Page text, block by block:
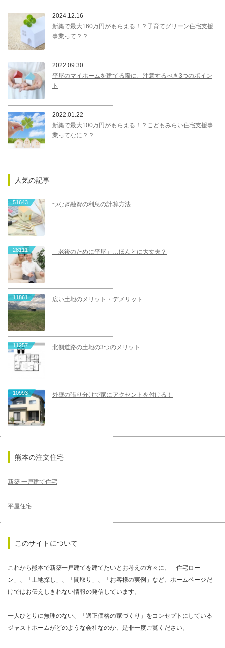
2024.12.16
新築で最大160万円がもらえる！？子育てグリーン住宅支援
事業って？？
2022.09.30
平屋のマイホームを建てる際に、注意するべき3つのポイン
ト
2022.01.22
新築で最大100万円がもらえる！？こどもみらい住宅支援事
業ってなに？？
人気の記事
51643 つなぎ融資の利息の計算方法
28111 「老後のために平屋」…ほんとに大丈夫？
11861 広い土地のメリット・デメリット
11257 北側道路の土地の3つのメリット
10993 外壁の張り分けで家にアクセントを付ける！
熊本の注文住宅
新築 一戸建て住宅
平屋住宅
このサイトについて
これから熊本で新築一戸建てを建てたいとお考えの方々に、「住宅ロー
ン」、「土地探し」、「間取り」、「お客様の実例」など、ホームページだ
けではお伝えしきれない情報の発信しています。
一人ひとりに無理のない、「適正価格の家づくり」をコンセプトにしている
ジャストホームがどのような会社なのか、是非一度ご覧ください。